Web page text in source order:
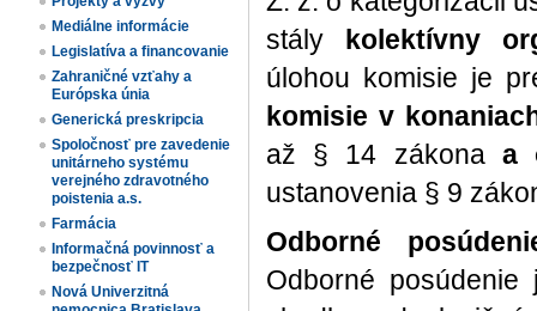
Mediálne informácie
Legislatíva a financovanie
Zahraničné vzťahy a
Európska únia
Generická preskripcia
Spoločnosť pre zavedenie
unitárneho systému
verejného zdravotného
poistenia a.s.
Farmácia
Informačná povinnosť a
bezpečnosť IT
Nová Univerzitná
stály
kolektívny
úlohou komisie je
komisie v
až § 14 zákona a
ustanovenia § 9
Odborné
Odborné